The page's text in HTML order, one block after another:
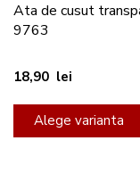
Ata de cusut
9763
18,90 lei
Alege varianta